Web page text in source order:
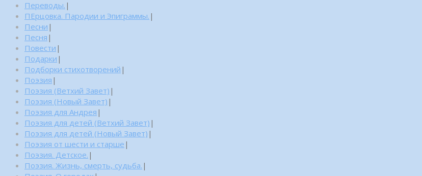
Переводы. |
ПЕрцовка. Пародии и Эпиграммы. |
Песни |
Песня |
Повести |
Подарки |
Подборки стихотворений |
Поэзия |
Поэзия (Ветхий Завет) |
Поэзия (Новый Завет) |
Поэзия для Андрея |
Поэзия для детей (Ветхий Завет) |
Поэзия для детей (Новый Завет) |
Поэзия от шести и старше |
Поэзия. Детское. |
Поэзия. Жизнь, смерть, судьба. |